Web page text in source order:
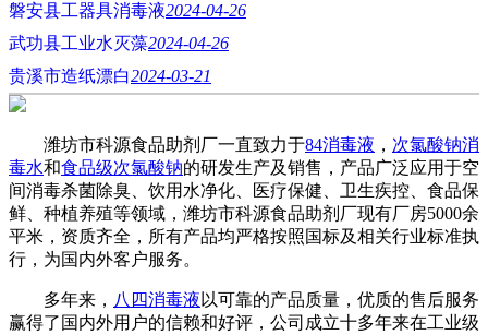
磐安县工器具消毒液2024-04-26
武功县工业水灭藻2024-04-26
贵溪市造纸漂白2024-03-21
潍坊市科源食品助剂厂一直致力于84消毒液 ， 次氯酸钠消
毒水和食品级次氯酸钠的研发生产及销售，产品广泛应用于空
间消毒杀菌除臭、饮用水净化、医疗保健、卫生疾控、食品保
鲜、种植养殖等领域，潍坊市科源食品助剂厂现有厂房5000余
平米，资质齐全，所有产品均严格按照国标及相关行业标准执
行，为国内外客户服务。
多年来， 八四消毒液 以可靠的产品质量，优质的售后服务
赢得了国内外用户的信赖和好评，公司成立十多年来在工业级